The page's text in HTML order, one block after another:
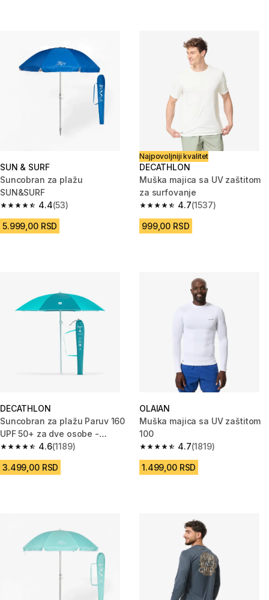
SUN & SURF
Suncobran za plažu
SUN&SURF
4.4
4.4 od 5 zvezdica from 53 Recenzije
(53)
5.999,00 RSD
Najpovoljniji kvalitet
DECATHLON
Muška majica sa UV zaštitom
za surfovanje
4.7
4.7 od 5 zvezdica from 1537
(1537)
999,00 RSD
DECATHLON
Suncobran za plažu Paruv 160
UPF 50+ za dve osobe -
plavo/zeleni
4.6
4.6 od 5 zvezdica from 1189 Recenzije
(1189)
3.499,00 RSD
OLAIAN
Muška majica sa UV zaštitom
100
4.7
4.7 od 5 zvezdica from 1819
(1819)
1.499,00 RSD